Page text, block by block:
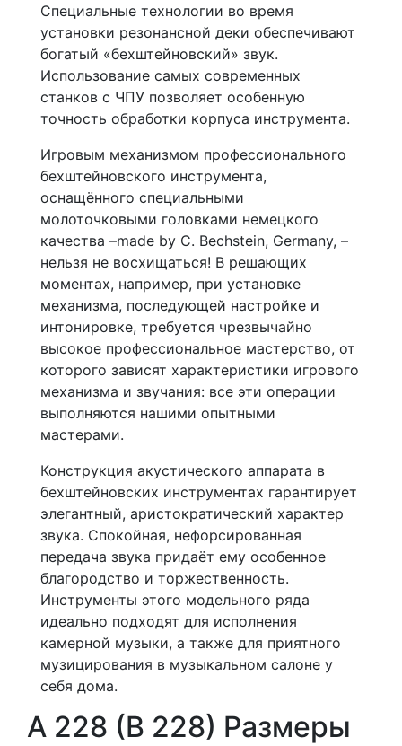
Специальные технологии во время
установки резонансной деки обеспечивают
богатый «бехштейновский» звук.
Использование самых современных
станков с ЧПУ позволяет особенную
точность обработки корпуса инструмента.
Игровым механизмом профессионального
бехштейновского инструмента,
оснащённого специальными
молоточковыми головками немецкого
качества –made by C. Bechstein, Germany, –
нельзя не восхищаться! В решающих
моментах, например, при установке
механизма, последующей настройке и
интонировке, требуется чрезвычайно
высокое профессиональное мастерство, от
которого зависят характеристики игрового
механизма и звучания: все эти операции
выполняются нашими опытными
мастерами.
Конструкция акустического аппарата в
бехштейновских инструментах гарантирует
элегантный, аристократический характер
звука. Спокойная, нефорсированная
передача звука придаёт ему особенное
благородство и торжественность.
Инструменты этого модельного ряда
идеально подходят для исполнения
камерной музыки, а также для приятного
музицирования в музыкальном салоне у
себя дома.
A 228 (B 228) Размеры